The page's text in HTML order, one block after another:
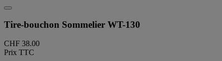
Tire-bouchon Sommelier WT-130
CHF 38.00
Prix TTC